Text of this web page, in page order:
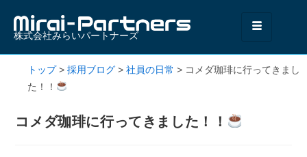
株式会社みらいパートナーズ
トップ> 採用ブログ > 社員の日常 > コメダ珈琲に行ってきまし
た！！
コメダ珈琲に行ってきました！！